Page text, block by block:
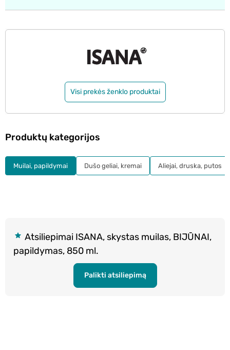
Visi prekės ženklo produktai
Atsiliepimai ISANA, skystas muilas, BIJŪNAI,
papildymas, 850 ml.
Palikti atsiliepimą
Produktų kategorijos
Muilai, papildymai Dušo geliai, kremai Aliejai, druska, putos